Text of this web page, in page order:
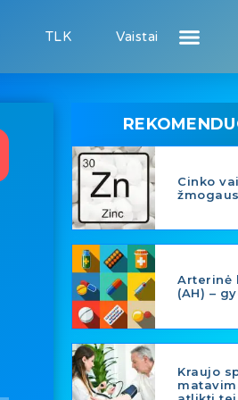
TLK Vaistai
Cinko
Arterinė
(AH) –
Kraujo